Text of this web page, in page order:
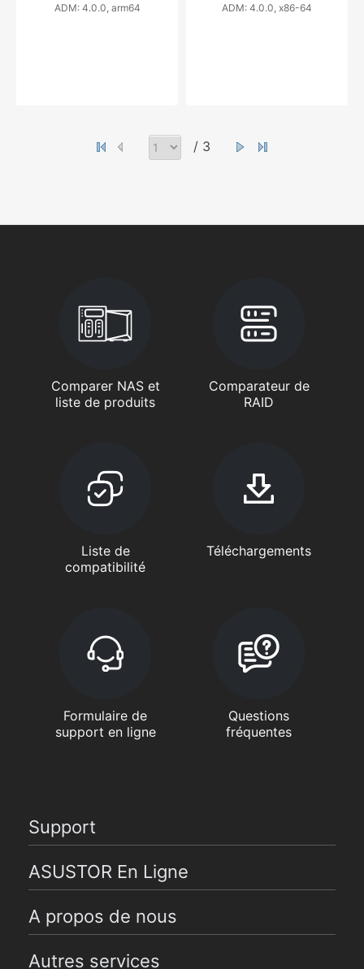
ADM: 4.0.0, arm64
ADM: 4.0.0, x86-64
/ 3
Comparer NAS et
liste de produits
Comparateur de
RAID
Liste de
compatibilité
Téléchargements
Formulaire de
support en ligne
Questions
fréquentes
Support
ASUSTOR En Ligne
A propos de nous
Autres services